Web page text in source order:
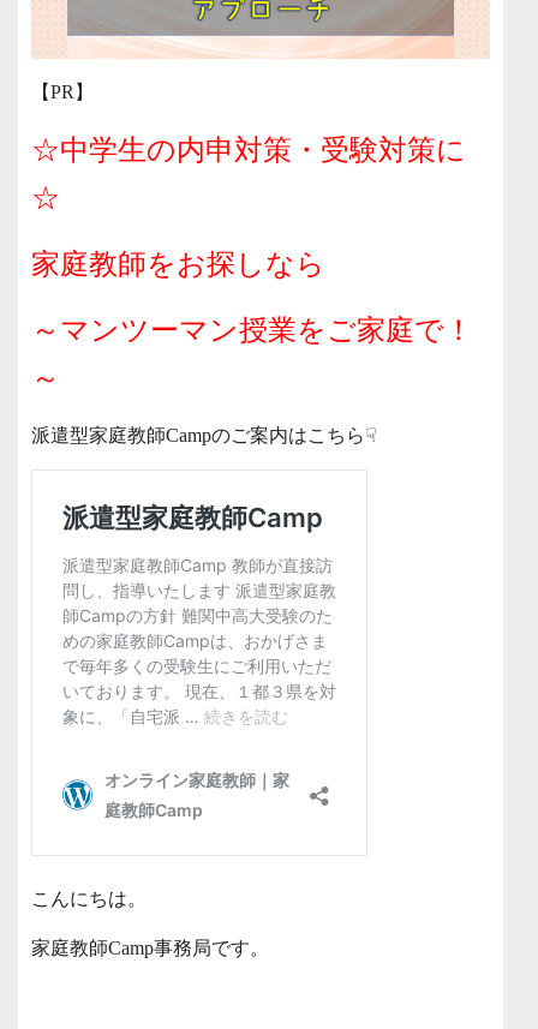
【PR】
☆中学生の内申対策・受験対策に
☆
家庭教師をお探しなら
～マンツーマン授業をご家庭で！
～
派遣型家庭教師Campのご案内はこちら☟
こんにちは。
家庭教師Camp事務局です。